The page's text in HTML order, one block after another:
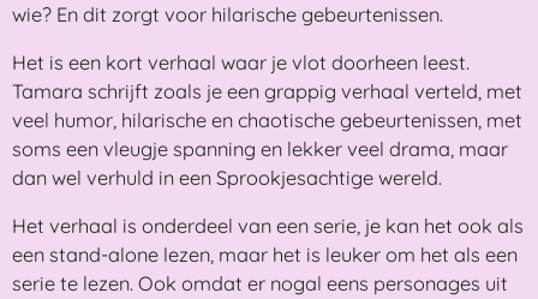
wie? En dit zorgt voor hilarische gebeurtenissen.
Het is een kort verhaal waar je vlot doorheen leest.
Tamara schrijft zoals je een grappig verhaal verteld, met
veel humor, hilarische en chaotische gebeurtenissen, met
soms een vleugje spanning en lekker veel drama, maar
dan wel verhuld in een Sprookjesachtige wereld.
Het verhaal is onderdeel van een serie, je kan het ook als
een stand-alone lezen, maar het is leuker om het als een
serie te lezen. Ook omdat er nogal eens personages uit